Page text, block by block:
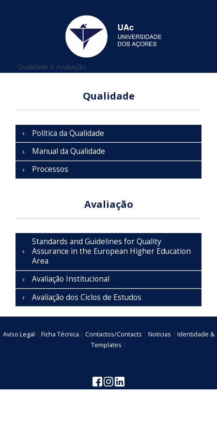
Está aqui
Qualidade e Avaliação
Qualidade
Política da Qualidade
Manual da Qualidade
Processos
Avaliação
Standards and Guidelines for Quality
Assurance in the European Higher Education
Area
Avaliação Institucional
Avaliação dos Ciclos de Estudos
Aviso Legal | Ficha Técnica | Contactos/Contacts | Noticias | Identidade &
Templates |